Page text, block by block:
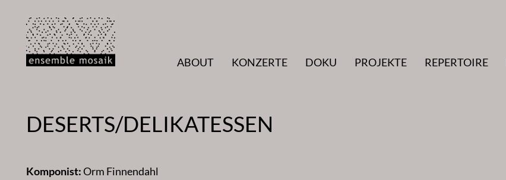
Inhalt
springen
ABOUT
KONZERTE DOKU PROJEKTE REPERTOIRE
DESERTS/DELIKATESSEN
Komponist:Orm Finnendahl